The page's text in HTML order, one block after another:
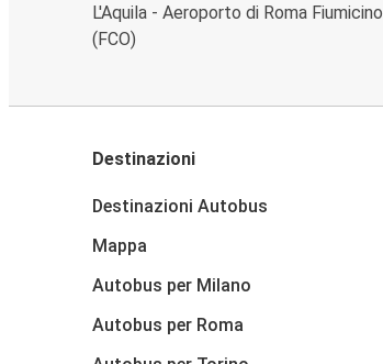
L'Aquila - Aeroporto di Roma Fiumicino
(FCO)
Destinazioni
Destinazioni Autobus
Mappa
Autobus per Milano
Autobus per Roma